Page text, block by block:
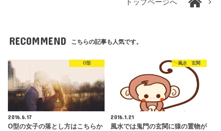
トップページへ
RECOMMEND こちらの記事も人気です。
O型
2016.6.17
O型の女子の落とし方はこちらか
風水 玄関
2016.1.21
風水では鬼門の玄関に猿の置物が